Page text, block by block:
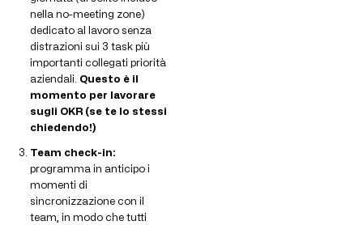
nella no-meeting zone)
dedicato al lavoro senza
distrazioni sui 3 task più
importanti collegati priorità
aziendali. Questo è il
momento per lavorare
sugli OKR (se te lo stessi
chiedendo!)
Team check-in:
programma in anticipo i
momenti di
sincronizzazione con il
team, in modo che tutti